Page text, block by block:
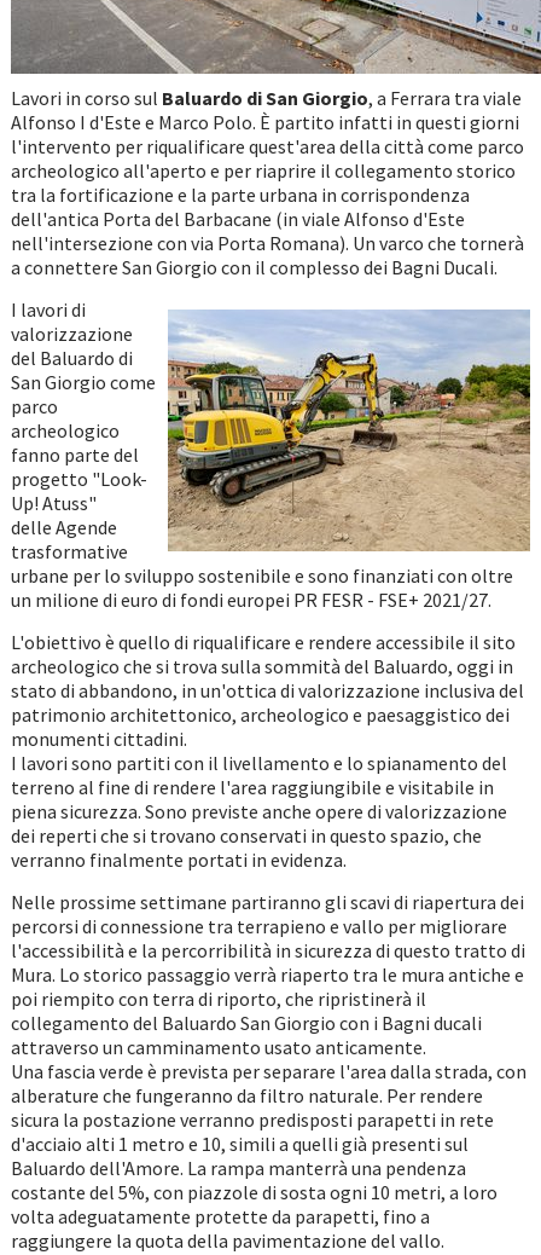
Lavori in corso sul Baluardo di San Giorgio, a Ferrara tra viale
Alfonso I d'Este e Marco Polo. È partito infatti in questi giorni
l'intervento per riqualificare quest'area della città come parco
archeologico all'aperto e per riaprire il collegamento storico
tra la fortificazione e la parte urbana in corrispondenza
dell'antica Porta del Barbacane (in viale Alfonso d'Este
nell'intersezione con via Porta Romana). Un varco che tornerà
a connettere San Giorgio con il complesso dei Bagni Ducali.
I lavori di
valorizzazione
del Baluardo di
San Giorgio come
parco
archeologico
fanno parte del
progetto "Look-
Up! Atuss"
delle Agende
trasformative
urbane per lo sviluppo sostenibile e sono finanziati con oltre
un milione di euro di fondi europei PR FESR - FSE+ 2021/27.
L'obiettivo è quello di riqualificare e rendere accessibile il sito
archeologico che si trova sulla sommità del Baluardo, oggi in
stato di abbandono, in un'ottica di valorizzazione inclusiva del
patrimonio architettonico, archeologico e paesaggistico dei
monumenti cittadini.
I lavori sono partiti con il livellamento e lo spianamento del
terreno al fine di rendere l'area raggiungibile e visitabile in
piena sicurezza. Sono previste anche opere di valorizzazione
dei reperti che si trovano conservati in questo spazio, che
verranno finalmente portati in evidenza.
Nelle prossime settimane partiranno gli scavi di riapertura dei
percorsi di connessione tra terrapieno e vallo per migliorare
l'accessibilità e la percorribilità in sicurezza di questo tratto di
Mura. Lo storico passaggio verrà riaperto tra le mura antiche e
poi riempito con terra di riporto, che ripristinerà il
collegamento del Baluardo San Giorgio con i Bagni ducali
attraverso un camminamento usato anticamente.
Una fascia verde è prevista per separare l'area dalla strada, con
alberature che fungeranno da filtro naturale. Per rendere
sicura la postazione verranno predisposti parapetti in rete
d'acciaio alti 1 metro e 10, simili a quelli già presenti sul
Baluardo dell'Amore. La rampa manterrà una pendenza
costante del 5%, con piazzole di sosta ogni 10 metri, a loro
volta adeguatamente protette da parapetti, fino a
raggiungere la quota della pavimentazione del vallo.